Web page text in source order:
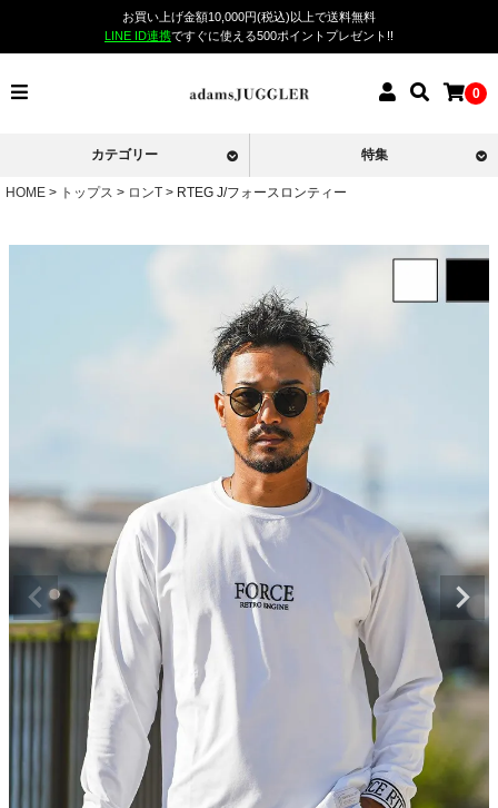
お買い上げ金額10,000円(税込)以上で送料無料
LINE ID連携ですぐに使える500ポイントプレゼント!!
0
カテゴリー 特集
HOME トップス ロンT RTEG J/フォースロンティー